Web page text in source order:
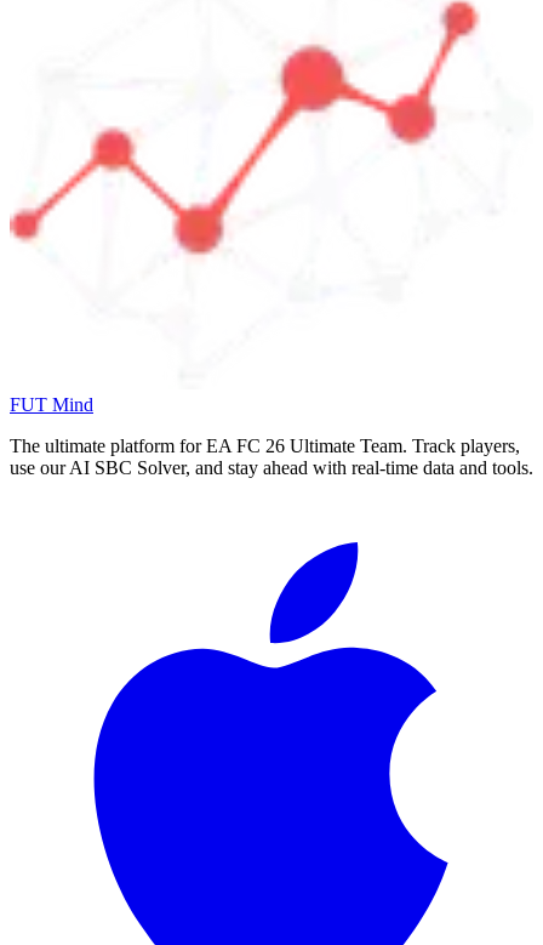
FUT Mind
The ultimate platform for EA FC 26 Ultimate Team. Track players,
use our AI SBC Solver, and stay ahead with real-time data and tools.